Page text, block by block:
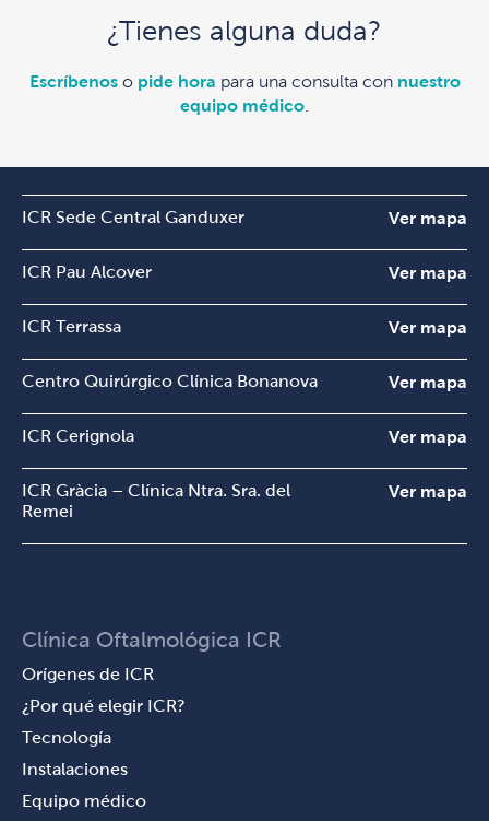
¿Tienes alguna duda?
Escríbenoso pide hora para una consulta con nuestro
equipo médico
ICR Sede Central Ganduxer Ver mapa
ICR Pau Alcover Ver mapa
ICR Terrassa Ver mapa
Centro Quirúrgico Clínica Bonanova Ver mapa
ICR Cerignola Ver mapa
ICR Gràcia – Clínica Ntra. Sra. del
Remei
Ver mapa
Clínica Oftalmológica ICR
Orígenes de ICR
¿Por qué elegir ICR?
Tecnología
Instalaciones
Equipo médico